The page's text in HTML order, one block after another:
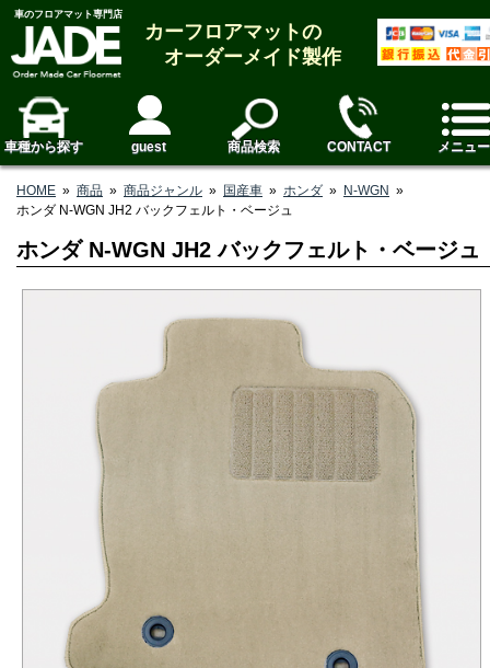
車のフロアマット専門店
カーフロアマットの
オーダーメイド製作
車種から探す guest 商品検索 CONTACT メニュー
HOME » 商品 » 商品ジャンル » 国産車 » ホンダ » N-WGN »
ホンダ N-WGN JH2 バックフェルト・ベージュ
ホンダ N-WGN JH2 バックフェルト・ベージュ